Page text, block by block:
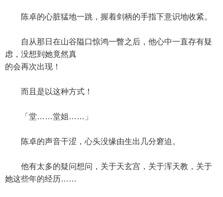
陈卓的心脏猛地一跳，握着剑柄的手指下意识地收紧。
自从那日在山谷隘口惊鸿一瞥之后，他心中一直存有疑
虑，没想到她竟然真
的会再次出现！
而且是以这种方式！
「堂……堂姐……」
陈卓的声音干涩，心头没缘由生出几分窘迫。
他有太多的疑问想问，关于天玄宫，关于浑天教，关于
她这些年的经历……